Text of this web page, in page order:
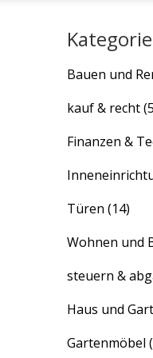
Bauen und
kauf & recht
Finanzen &
Türen (14)
Wohnen und
steuern &
Haus und
Gartenmöbel